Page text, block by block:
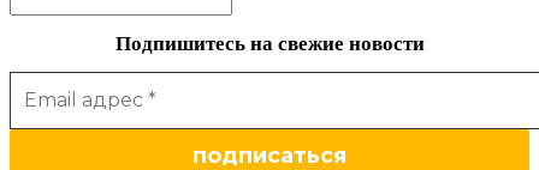
Подпишитесь на свежие новости